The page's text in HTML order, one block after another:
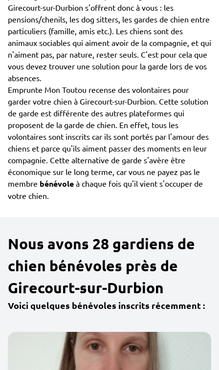
Girecourt-sur-Durbion s'offrent donc à vous : les
pensions/chenils, les dog sitters, les gardes de chien entre
particuliers (famille, amis etc.). Les chiens sont des
animaux sociables qui aiment avoir de la compagnie, et qui
n'aiment pas, par nature, rester seuls. C'est pour cela que
vous devez trouver une solution pour la garde lors de vos
absences.
Emprunte Mon Toutou recense des volontaires pour
garder votre chien à Girecourt-sur-Durbion. Cette solution
de garde est différente des autres plateformes qui
proposent de la garde de chien. En effet, tous les
volontaires sont inscrits car ils sont portés par l'amour des
chiens et parce qu'ils aiment passer des moments en leur
compagnie. Cette alternative de garde s'avère être
économique sur le long terme, car vous ne payez pas le
membre bénévole à chaque fois qu'il vient s'occuper de
votre chien.
Nous avons 28 gardiens de
chien bénévoles près de
Girecourt-sur-Durbion
Voici quelques bénévoles inscrits récemment :